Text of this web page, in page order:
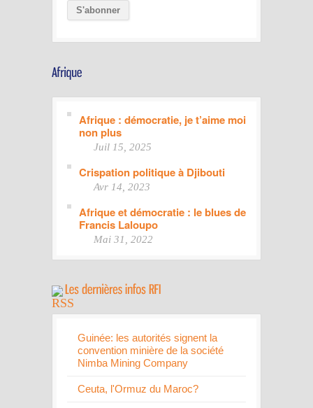
Afrique : démocratie, je t’aime moi
non plus
Juil 15, 2025
Crispation politique à Djibouti
Avr 14, 2023
Afrique et démocratie : le blues de
Francis Laloupo
Mai 31, 2022
Guinée: les autorités signent la
convention minière de la société
Nimba Mining Company
Ceuta, l'Ormuz du Maroc?